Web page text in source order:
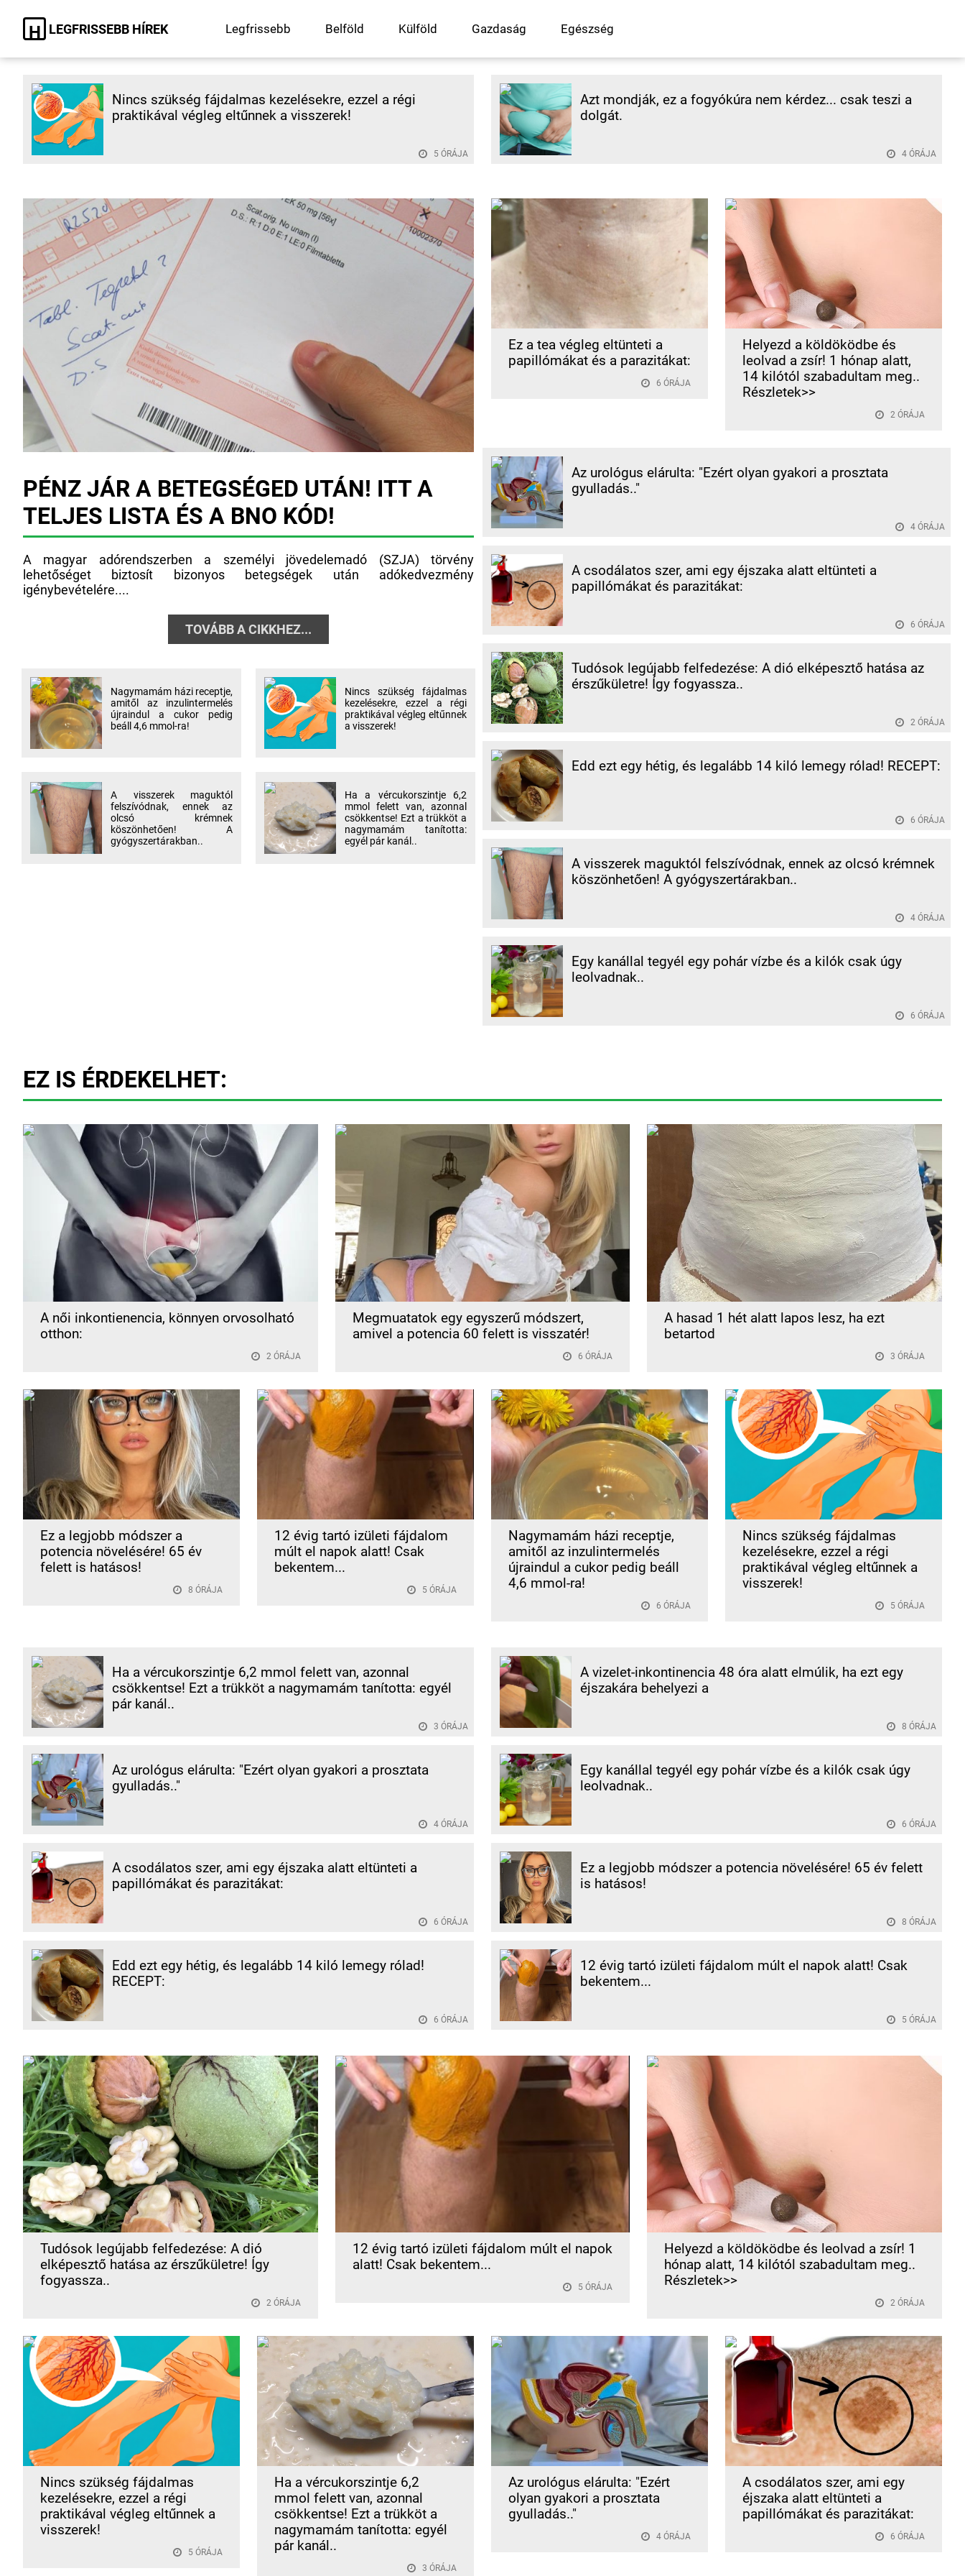
H LEGFRISSEBB HÍREK Legfrissebb Belföld Külföld Gazdaság Egészség
Nincs szükség fájdalmas kezelésekre, ezzel a régi
praktikával végleg eltűnnek a visszerek!
5 ÓRÁJA
Azt mondják, ez a fogyókúra nem kérdez... csak teszi a
dolgát.
4 ÓRÁJA
PÉNZ JÁR A BETEGSÉGED UTÁN! ITT A
TELJES LISTA ÉS A BNO KÓD!
A magyar adórendszerben a személyi jövedelemadó (SZJA) törvény
lehetőséget biztosít bizonyos betegségek után adókedvezmény
igénybevételére....
TOVÁBB A CIKKHEZ...
Nagymamám házi receptje,
amitől az inzulintermelés
újraindul a cukor pedig
beáll 4,6 mmol-ra!
Nincs szükség fájdalmas
kezelésekre, ezzel a régi
praktikával végleg eltűnnek
a visszerek!
A visszerek maguktól
felszívódnak, ennek az
olcsó krémnek
köszönhetően! A
gyógyszertárakban..
Ha a vércukorszintje 6,2
mmol felett van, azonnal
csökkentse! Ezt a trükköt a
nagymamám tanította:
egyél pár kanál..
Ez a tea végleg eltünteti a
papillómákat és a parazitákat:
6 ÓRÁJA
Helyezd a köldöködbe és
leolvad a zsír! 1 hónap alatt,
14 kilótól szabadultam meg..
Részletek>>
2 ÓRÁJA
Az urológus elárulta: "Ezért olyan gyakori a prosztata
gyulladás.."
4 ÓRÁJA
A csodálatos szer, ami egy éjszaka alatt eltünteti a
papillómákat és parazitákat:
6 ÓRÁJA
Tudósok legújabb felfedezése: A dió elképesztő hatása az
érszűkületre! Így fogyassza..
2 ÓRÁJA
Edd ezt egy hétig, és legalább 14 kiló lemegy rólad! RECEPT:
6 ÓRÁJA
A visszerek maguktól felszívódnak, ennek az olcsó krémnek
köszönhetően! A gyógyszertárakban..
4 ÓRÁJA
Egy kanállal tegyél egy pohár vízbe és a kilók csak úgy
leolvadnak..
6 ÓRÁJA
EZ IS ÉRDEKELHET:
A női inkontienencia, könnyen orvosolható
otthon:
2 ÓRÁJA
Megmuatatok egy egyszerű módszert,
amivel a potencia 60 felett is visszatér!
6 ÓRÁJA
A hasad 1 hét alatt lapos lesz, ha ezt
betartod
3 ÓRÁJA
Ez a legjobb módszer a
potencia növelésére! 65 év
felett is hatásos!
8 ÓRÁJA
12 évig tartó izületi fájdalom
múlt el napok alatt! Csak
bekentem...
5 ÓRÁJA
Nagymamám házi receptje,
amitől az inzulintermelés
újraindul a cukor pedig beáll
4,6 mmol-ra!
6 ÓRÁJA
Nincs szükség fájdalmas
kezelésekre, ezzel a régi
praktikával végleg eltűnnek a
visszerek!
5 ÓRÁJA
Ha a vércukorszintje 6,2 mmol felett van, azonnal
csökkentse! Ezt a trükköt a nagymamám tanította: egyél
pár kanál..
3 ÓRÁJA
Az urológus elárulta: "Ezért olyan gyakori a prosztata
gyulladás.."
4 ÓRÁJA
A csodálatos szer, ami egy éjszaka alatt eltünteti a
papillómákat és parazitákat:
6 ÓRÁJA
Edd ezt egy hétig, és legalább 14 kiló lemegy rólad!
RECEPT:
6 ÓRÁJA
A vizelet-inkontinencia 48 óra alatt elmúlik, ha ezt egy
éjszakára behelyezi a
8 ÓRÁJA
Egy kanállal tegyél egy pohár vízbe és a kilók csak úgy
leolvadnak..
6 ÓRÁJA
Ez a legjobb módszer a potencia növelésére! 65 év felett
is hatásos!
8 ÓRÁJA
12 évig tartó izületi fájdalom múlt el napok alatt! Csak
bekentem...
5 ÓRÁJA
Tudósok legújabb felfedezése: A dió
elképesztő hatása az érszűkületre! Így
fogyassza..
2 ÓRÁJA
12 évig tartó izületi fájdalom múlt el napok
alatt! Csak bekentem...
5 ÓRÁJA
Helyezd a köldöködbe és leolvad a zsír! 1
hónap alatt, 14 kilótól szabadultam meg..
Részletek>>
2 ÓRÁJA
Nincs szükség fájdalmas
kezelésekre, ezzel a régi
praktikával végleg eltűnnek a
visszerek!
5 ÓRÁJA
Ha a vércukorszintje 6,2
mmol felett van, azonnal
csökkentse! Ezt a trükköt a
nagymamám tanította: egyél
pár kanál..
3 ÓRÁJA
Az urológus elárulta: "Ezért
olyan gyakori a prosztata
gyulladás.."
4 ÓRÁJA
A csodálatos szer, ami egy
éjszaka alatt eltünteti a
papillómákat és parazitákat:
6 ÓRÁJA